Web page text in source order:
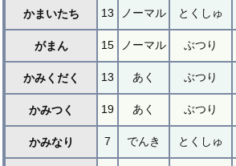
かまいたち 13 ノーマル とくしゅ
がまん 15 ノーマル ぶつり
かみくだく 13 あく ぶつり
かみつく 19 あく ぶつり
かみなり 7 でんき とくしゅ